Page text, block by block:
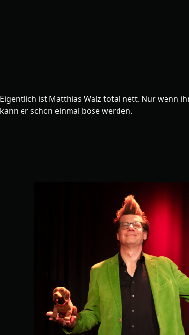
Eigentlich ist Matthias Walz total nett. Nur wenn
kann er schon einmal böse werden.